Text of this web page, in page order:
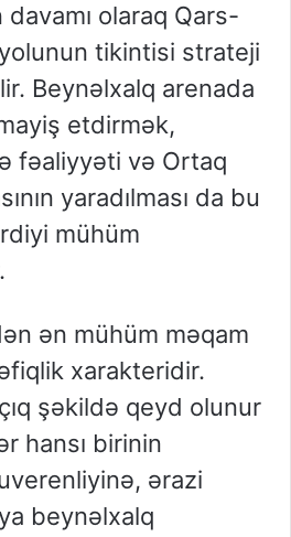
davamı olaraq Qars-
tikintisi strateji
Beynəlxalq arenada
etdirmək,
fəaliyyəti və Ortaq
yaradılması da bu
mühüm
ən mühüm məqam
xarakteridir.
şəkildə qeyd olunur
hansı birinin
ərazi
beynəlxalq